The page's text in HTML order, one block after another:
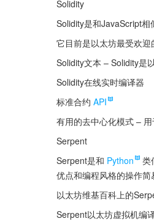
Solidity
Solidity是和JavaScript相
它目前是以太坊最受欢迎
Solidity文本 – Solidity是
Solidity在线实时编译器
标准合约 API
有用的去中心化模式 – 用
Serpent
Serpent是和 Python
类
优点和编程风格的操作简
以太坊维基百科上的
Serpent以太坊虚拟机编